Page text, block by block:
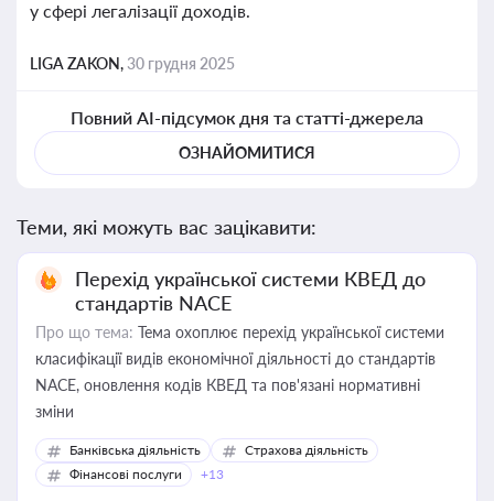
у сфері легалізації доходів.
LIGA ZAKON,30 грудня 2025
Повний AI-підсумок дня та статті-джерела
ОЗНАЙОМИТИСЯ
Теми, які можуть вас зацікавити:
Перехід української системи КВЕД до
стандартів NACE
Про що тема: Тема охоплює перехід української системи
класифікації видів економічної діяльності до стандартів
NACE, оновлення кодів КВЕД та пов'язані нормативні
зміни
Банківська діяльність
Страхова діяльність
Фінансові послуги
+13